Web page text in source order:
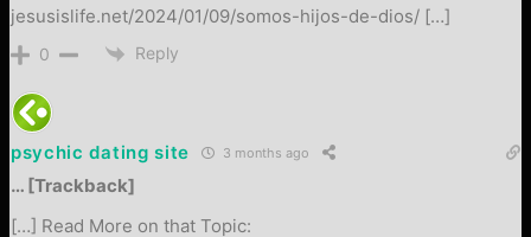
jesusislife.net/2024/01/09/somos-hijos-de-dios/ […]
0 Reply
psychic dating site 3 months ago
… [Trackback]
[…] Read More on that Topic: